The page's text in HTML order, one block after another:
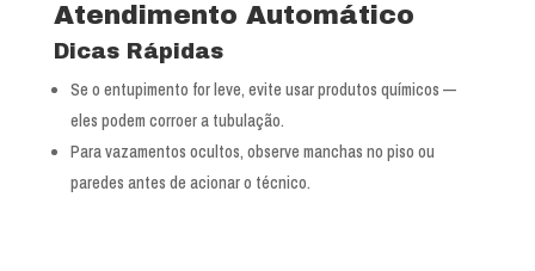
Atendimento Automático
Dicas Rápidas
Se o entupimento for leve, evite usar produtos químicos —
eles podem corroer a tubulação.
Para vazamentos ocultos, observe manchas no piso ou
paredes antes de acionar o técnico.